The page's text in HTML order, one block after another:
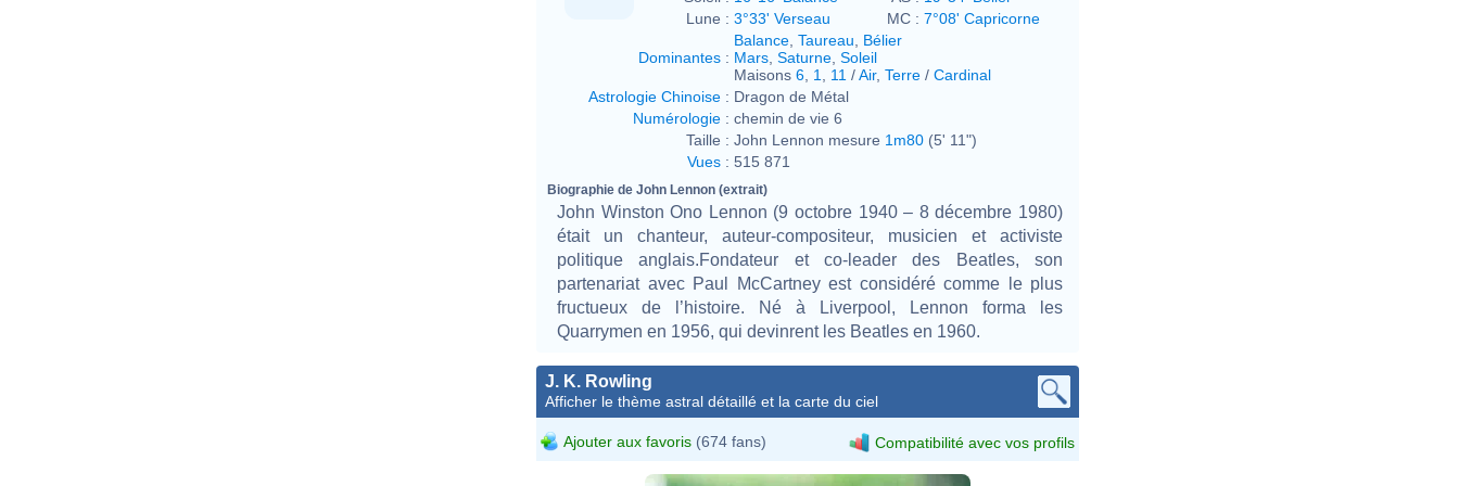
Lune : 3°33' Verseau MC : 7°08' Capricorne
Dominantes :
Balance Taureau
Bélier
Mars Saturne Soleil
Maisons 6 1 11 /Air, Terre / Cardinal
Astrologie Chinoise : Dragon de Métal
Numérologie : chemin de vie 6
Taille : John Lennon mesure 1m80 (5' 11")
Vues : 515 871
Biographie de John Lennon (extrait)
John Winston Ono Lennon (9 octobre 1940 – 8 décembre 1980)
était un chanteur, auteur-compositeur, musicien et activiste
politique anglais.Fondateur et co-leader des Beatles, son
partenariat avec Paul McCartney est considéré comme le plus
fructueux de l’histoire. Né à Liverpool, Lennon forma les
Quarrymen en 1956, qui devinrent les Beatles en 1960.
J. K. Rowling
Afficher le thème astral détaillé et la carte du ciel
Ajouter aux favoris (674 fans) Compatibilité avec vos profils